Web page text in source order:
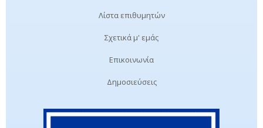
Λίστα επιθυμητών
Σχετικά μ' εμάς
Επικοινωνία
Δημοσιεύσεις